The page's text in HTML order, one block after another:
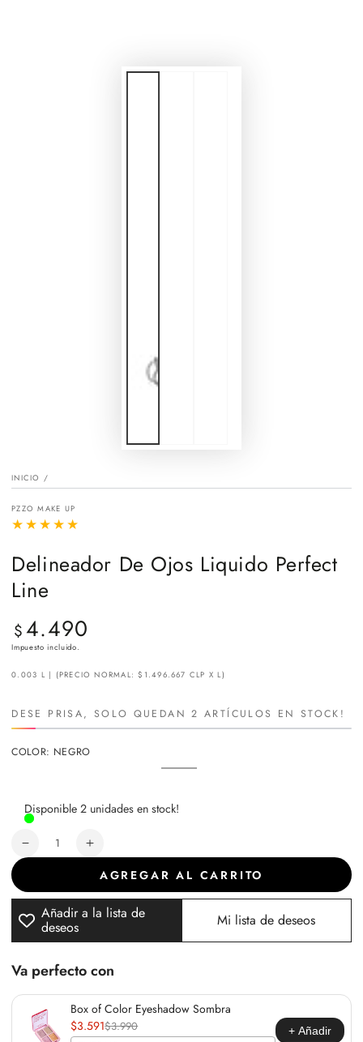
INICIO /
PZZO MAKE UP
Delineador De Ojos Liquido Perfect
Line
Precio
regular
$4.490
Impuesto incluido.
0.003 L | (PRECIO NORMAL: $1.496.667 CLP X L)
DESE PRISA, SOLO QUEDAN 2 ARTÍCULOS EN STOCK!
COLOR: NEGRO
NEGRO
Variante
no
disponible
Disponible 2 unidades en stock!
Cantidad
Reducir
Delineador
De
Ojos
Liquido
Perfect
Line
Aumentar
para
Delineador
De
Liquido
Line
AGREGAR AL CARRITO
Añadir a la lista de
deseos Mi lista de deseos
Va perfecto con
Box of Color Eyeshadow Sombra
$3.591$3.990 + Añadir